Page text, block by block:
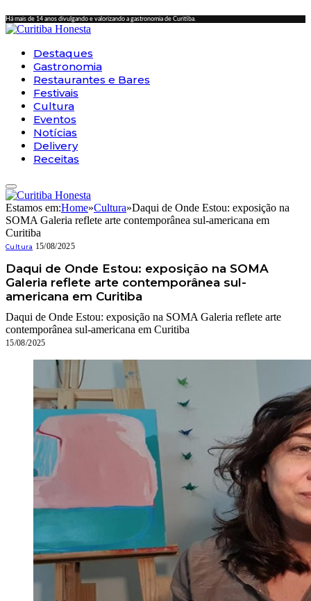
Há mais de 14 anos divulgando e valorizando a gastronomia de Curitiba.
Destaques
Gastronomia
Restaurantes e Bares
Festivais
Cultura
Eventos
Notícias
Delivery
Receitas
Estamos em:Home»Cultura»Daqui de Onde Estou: exposição na
SOMA Galeria reflete arte contemporânea sul-americana em
Curitiba
Cultura 15/08/2025
Daqui de Onde Estou: exposição na SOMA
Galeria reflete arte contemporânea sul-
americana em Curitiba
Daqui de Onde Estou: exposição na SOMA Galeria reflete arte
contemporânea sul-americana em Curitiba
15/08/2025